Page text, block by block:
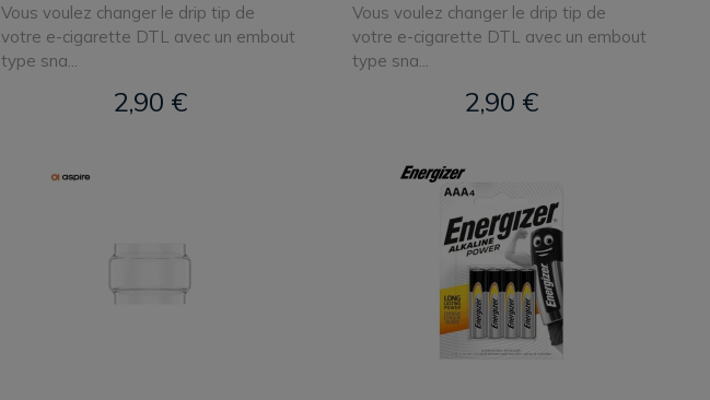
Vous voulez changer le drip tip de
votre e-cigarette DTL avec un embout
type sna...
2,90 €
Vous voulez changer le drip tip de
votre e-cigarette DTL avec un embout
type sna...
2,90 €